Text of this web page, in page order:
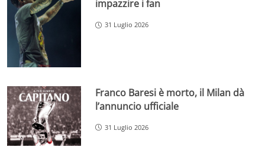
impazzire i fan
31 Luglio 2026
Franco Baresi è morto, il Milan dà
l’annuncio ufficiale
31 Luglio 2026